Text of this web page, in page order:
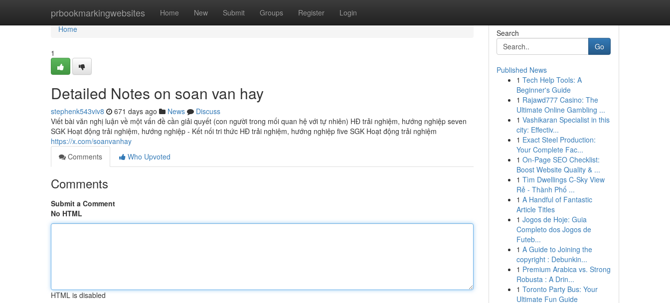
prbookmarkingwebsites Home New Submit Groups Register Login
Home
Home
1
Detailed Notes on soan van hay
stephenk543viv8 671 days ago News
Discuss
Viết bài văn nghị luận về một vấn đề cần giải quyết (con người trong mối quan hệ với tự nhiên) HĐ trải nghiệm, hướng nghiệp seven
SGK Hoạt động trải nghiệm, hướng nghiệp - Kết nối tri thức HĐ trải nghiệm, hướng nghiệp five SGK Hoạt động trải nghiệm
https://x.com/soanvanhay
Comments
Who Upvoted
Comments
Submit a Comment
No HTML
HTML is disabled
Search
Go
Published News
1 Tech Help Tools: A
Beginner's Guide
1 Rajawd777 Casino: The
Ultimate Online Gambling ...
1 Vashikaran Specialist in this
city: Effectiv...
1 Exact Steel Production:
Your Complete Fac...
1 On-Page SEO Checklist:
Boost Website Quality & ...
1 Tìm Dwellings C-Sky View
Rẻ - Thành Phố ...
1 A Handful of Fantastic
Article Titles
1 Jogos de Hoje: Guia
Completo dos Jogos de
Futeb...
1 A Guide to Joining the
copyright : Debunkin...
1 Premium Arabica vs. Strong
Robusta : A Drin...
1 Toronto Party Bus: Your
Ultimate Fun Guide